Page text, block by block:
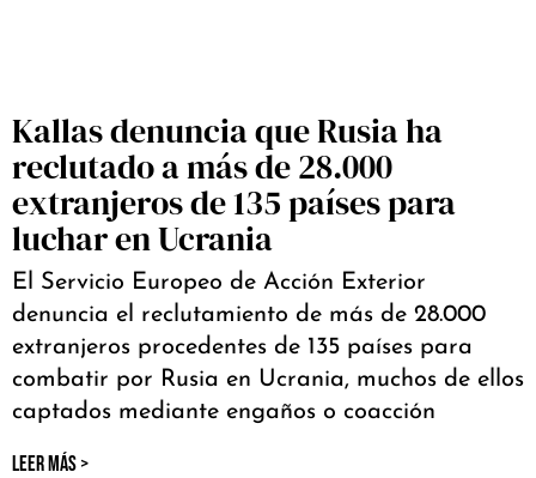
Kallas denuncia que Rusia ha
reclutado a más de 28.000
extranjeros de 135 países para
luchar en Ucrania
El Servicio Europeo de Acción Exterior
denuncia el reclutamiento de más de 28.000
extranjeros procedentes de 135 países para
combatir por Rusia en Ucrania, muchos de ellos
captados mediante engaños o coacción
LEER MÁS >